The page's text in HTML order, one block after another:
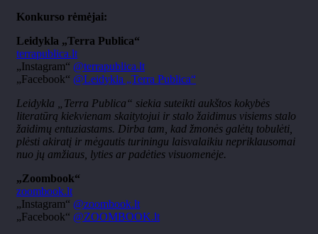
Konkurso rėmėjai:
Leidykla „Terra Publica“
terrapublica.lt
„Instagram“ @terrapublica.lt
„Facebook“ @Leidykla „Terra Publica“
Leidykla „Terra Publica“ siekia suteikti aukštos kokybės
literatūrą kiekvienam skaitytojui ir stalo žaidimus visiems stalo
žaidimų entuziastams. Dirba tam, kad žmonės galėtų tobulėti,
plėsti akiratį ir mėgautis turiningu laisvalaikiu nepriklausomai
nuo jų amžiaus, lyties ar padėties visuomenėje.
„Zoombook“
zoombook.lt
„Instagram“ @zoombook.lt
„Facebook“ @ZOOMBOOK.lt